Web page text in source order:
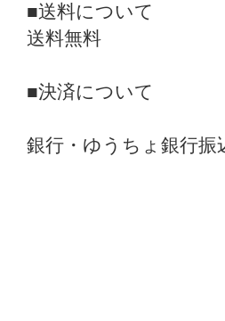
■送料について
送料無料
■決済について
銀行・ゆうちょ銀行